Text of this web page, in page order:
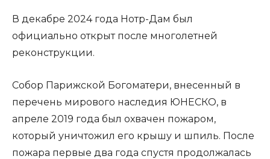
В декабре 2024 года Нотр-Дам был
официально открыт после многолетней
реконструкции.
Собор Парижской Богоматери, внесенный в
перечень мирового наследия ЮНЕСКО, в
апреле 2019 года был охвачен пожаром,
который уничтожил его крышу и шпиль. После
пожара первые два года спустя продолжалась